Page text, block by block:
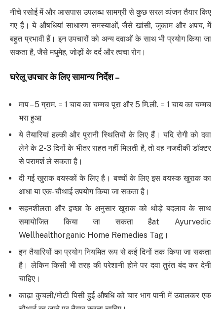
नीचे रसोई में और आसपास उपलब्ध सामग्री से कुछ सरल व्यंजन तैयार किए
गए हैं। ये औषधियां साधारण समस्याओं, जैसे खांसी, जुकाम और अपच, में
बहुत प्रभावी हैं। इन उपचारों को अन्य दवाओं के साथ भी प्रयोग किया जा
सकता है, जैसे मधुमेह, जोड़ों के दर्द और त्वचा रोग।
घरेलू उपचार के लिए सामान्य निर्देश–
माप – 5 ग्राम. = 1 चाय का चम्मच पूरा और 5 मि.ली. = 1 चाय का चम्मच
भरा हुआ
ये तैयारियां हल्की और पुरानी स्थितियों के लिए हैं। यदि रोगी को दवा
लेने के 2-3 दिनों के भीतर राहत नहीं मिलती है, तो वह नजदीकी डॉक्टर
से परामर्श ले सकता है।
दी गई खुराक वयस्कों के लिए है। बच्चों के लिए इस वयस्क खुराक का
आधा या एक-चौथाई उपयोग किया जा सकता है।
सहनशीलता और इच्छा के अनुसार खुराक को थोड़े बदलाव के साथ
समायोजित किया जा सकता हैat Ayurvedic
Wellhealthorganic Home Remedies Tag।
इन तैयारियों का प्रयोग नियमित रूप से कई दिनों तक किया जा सकता
है। लेकिन किसी भी तरह की परेशानी होने पर दवा तुरंत बंद कर देनी
चाहिए।
काढ़ा कुचली/मोटी पिसी हुई औषधि को चार भाग पानी में उबालकर एक